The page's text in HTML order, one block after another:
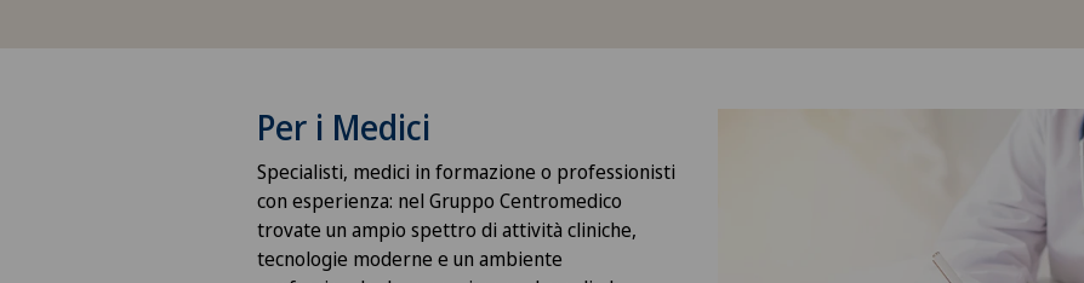
Per i Medici
Specialisti, medici in formazione o professionisti
con esperienza: nel Gruppo Centromedico
trovate un ampio spettro di attività cliniche,
tecnologie moderne e un ambiente